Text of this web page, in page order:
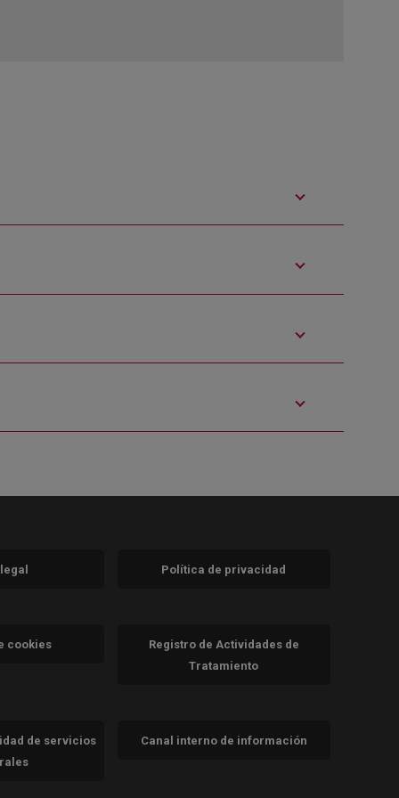
Política de privacidad
cookies
Registro de Actividades de
Tratamiento
de servicios
Canal interno de información